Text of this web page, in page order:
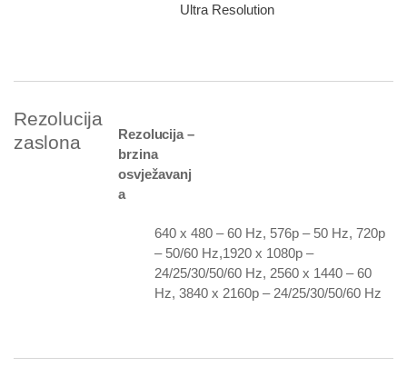
Ultra Resolution
Rezolucija
zaslona
Rezolucija –
brzina
osvježavanj
a
640 x 480 – 60 Hz, 576p – 50 Hz, 720p
– 50/60 Hz,1920 x 1080p –
24/25/30/50/60 Hz, 2560 x 1440 – 60
Hz, 3840 x 2160p – 24/25/30/50/60 Hz